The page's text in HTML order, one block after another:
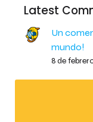
Latest
Un
mundo!
8 de